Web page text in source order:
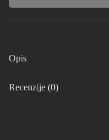
Opis
Recenzije (0)